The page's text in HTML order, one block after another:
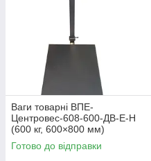
Ваги товарні ВПЕ-
Центровес-608-600-ДВ-Е-Н
(600 кг, 600×800 мм)
Готово до відправки